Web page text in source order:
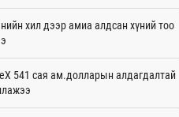
16 цаг 01 мин
Бангладешт эргэн ирэхээ
15 цаг 58 мин
хил дээр амиа алдсан хүний тоо
541 сая ам.долларын алдагдалтай